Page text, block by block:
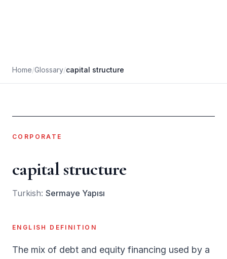
Home/Glossary/capital structure
CORPORATE
capital structure
Turkish: Sermaye Yapısı
ENGLISH DEFINITION
The mix of debt and equity financing used by a